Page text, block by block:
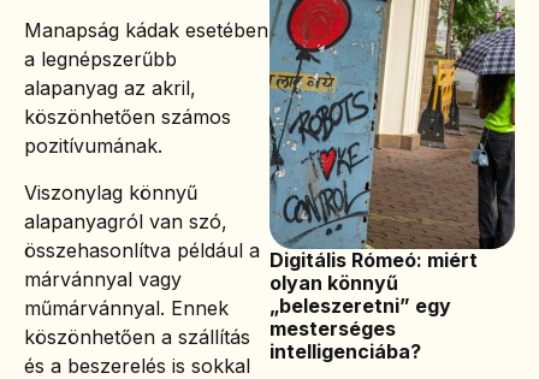
Manapság kádak esetében
a legnépszerűbb
alapanyag az akril,
köszönhetően számos
pozitívumának.
Viszonylag könnyű
alapanyagról van szó,
összehasonlítva például a
márvánnyal vagy
műmárvánnyal. Ennek
köszönhetően a szállítás
és a beszerelés is sokkal
Digitális Rómeó: miért
olyan könnyű
„beleszeretni” egy
mesterséges
intelligenciába?